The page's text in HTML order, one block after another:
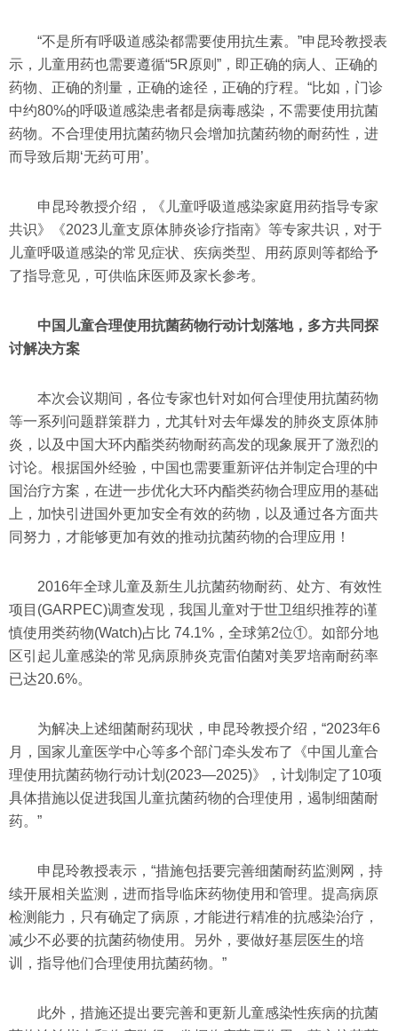
“不是所有呼吸道感染都需要使用抗生素。”申昆玲教授表
示，儿童用药也需要遵循“5R原则”，即正确的病人、正确的
药物、正确的剂量，正确的途径，正确的疗程。“比如，门诊
中约80%的呼吸道感染患者都是病毒感染，不需要使用抗菌
药物。不合理使用抗菌药物只会增加抗菌药物的耐药性，进
而导致后期‘无药可用’。
申昆玲教授介绍，《儿童呼吸道感染家庭用药指导专家
共识》《2023儿童支原体肺炎诊疗指南》等专家共识，对于
儿童呼吸道感染的常见症状、疾病类型、用药原则等都给予
了指导意见，可供临床医师及家长参考。
中国儿童合理使用抗菌药物行动计划落地，多方共同探
讨解决方案
本次会议期间，各位专家也针对如何合理使用抗菌药物
等一系列问题群策群力，尤其针对去年爆发的肺炎支原体肺
炎，以及中国大环内酯类药物耐药高发的现象展开了激烈的
讨论。根据国外经验，中国也需要重新评估并制定合理的中
国治疗方案，在进一步优化大环内酯类药物合理应用的基础
上，加快引进国外更加安全有效的药物，以及通过各方面共
同努力，才能够更加有效的推动抗菌药物的合理应用！
2016年全球儿童及新生儿抗菌药物耐药、处方、有效性
项目(GARPEC)调查发现，我国儿童对于世卫组织推荐的谨
慎使用类药物(Watch)占比 74.1%，全球第2位①。如部分地
区引起儿童感染的常见病原肺炎克雷伯菌对美罗培南耐药率
已达20.6%。
为解决上述细菌耐药现状，申昆玲教授介绍，“2023年6
月，国家儿童医学中心等多个部门牵头发布了《中国儿童合
理使用抗菌药物行动计划(2023—2025)》，计划制定了10项
具体措施以促进我国儿童抗菌药物的合理使用，遏制细菌耐
药。”
申昆玲教授表示，“措施包括要完善细菌耐药监测网，持
续开展相关监测，进而指导临床药物使用和管理。提高病原
检测能力，只有确定了病原，才能进行精准的抗感染治疗，
减少不必要的抗菌药物使用。另外，要做好基层医生的培
训，指导他们合理使用抗菌药物。”
此外，措施还提出要完善和更新儿童感染性疾病的抗菌